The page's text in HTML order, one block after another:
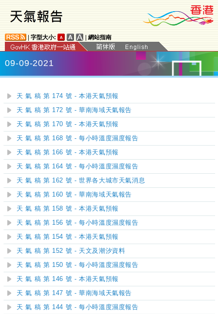
字型大小: 網站指南
09-09-2021
天 氣 稿 第 174 號 - 本港天氣預報
天 氣 稿 第 172 號 - 華南海域天氣報告
天 氣 稿 第 170 號 - 本港天氣預報
天 氣 稿 第 168 號 - 每小時溫度濕度報告
天 氣 稿 第 166 號 - 本港天氣預報
天 氣 稿 第 164 號 - 每小時溫度濕度報告
天 氣 稿 第 162 號 - 世界各大城市天氣消息
天 氣 稿 第 160 號 - 華南海域天氣報告
天 氣 稿 第 158 號 - 本港天氣預報
天 氣 稿 第 156 號 - 每小時溫度濕度報告
天 氣 稿 第 154 號 - 本港天氣預報
天 氣 稿 第 152 號 - 天文及潮汐資料
天 氣 稿 第 150 號 - 每小時溫度濕度報告
天 氣 稿 第 146 號 - 本港天氣預報
天 氣 稿 第 147 號 - 華南海域天氣報告
天 氣 稿 第 144 號 - 每小時溫度濕度報告